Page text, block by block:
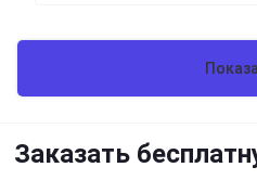
Заказать